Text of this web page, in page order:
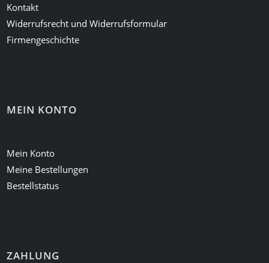
Kontakt
Widerrufsrecht und Widerrufsformular
Firmengeschichte
MEIN KONTO
Mein Konto
Meine Bestellungen
Bestellstatus
ZAHLUNG